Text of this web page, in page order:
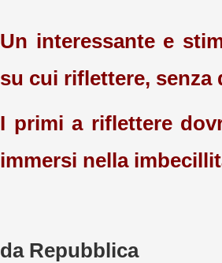
Un interessante e
su cui riflettere, senza
I primi a riflettere
immersi nella
da Repubblica